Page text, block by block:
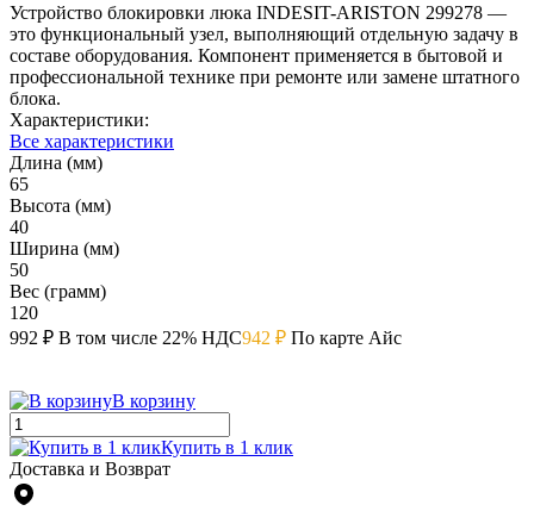
Устройство блокировки люка INDESIT-ARISTON 299278 —
это функциональный узел, выполняющий отдельную задачу в
составе оборудования. Компонент применяется в бытовой и
профессиональной технике при ремонте или замене штатного
блока.
Характеристики:
Все характеристики
Длина (мм)
65
Высота (мм)
40
Ширина (мм)
50
Вес (грамм)
120
992 ₽ В том числе 22% НДС942 ₽ По карте Айс
В корзину
Купить в 1 клик
Доставка и Возврат